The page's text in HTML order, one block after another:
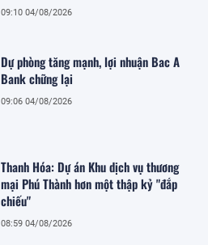
09:10 04/08/2026
Dự phòng tăng mạnh, lợi nhuận Bac A
Bank chững lại
09:06 04/08/2026
Thanh Hóa: Dự án Khu dịch vụ thương
mại Phú Thành hơn một thập kỷ "đắp
chiếu"
08:59 04/08/2026